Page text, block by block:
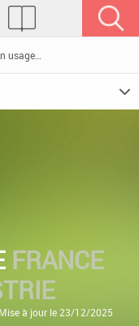
FRANCE
Mise à jour le 23/12/2025